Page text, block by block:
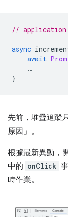
//
async
await
…
}
先前，堆疊追蹤
原因」。
根據最新異動，
中的 onClick
時作業。